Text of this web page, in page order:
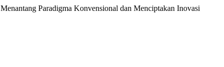
Paradigma Konvensional dan Menciptakan Inovasi